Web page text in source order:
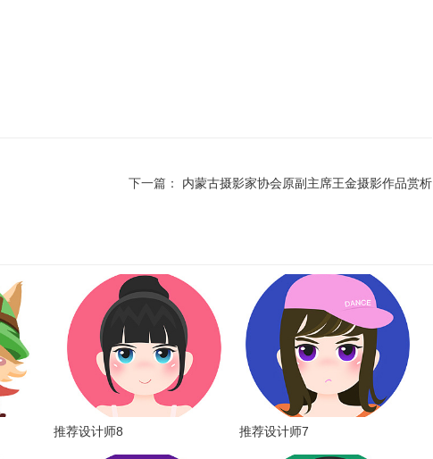
下一篇： 内蒙古摄影家协会原副主席王金摄影作品赏析
推荐设计师8 推荐设计师7